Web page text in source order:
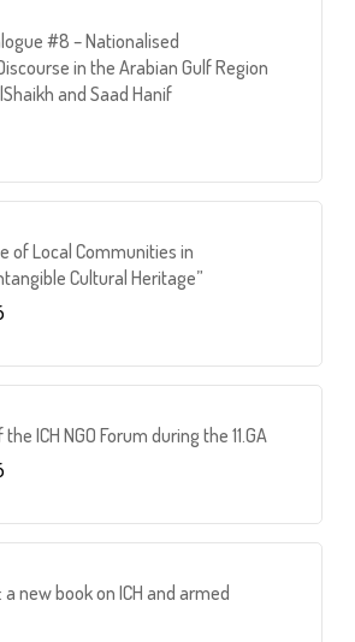
#8 – Nationalised
in the Arabian Gulf Region
and Saad Hanif
of Local Communities in
Cultural Heritage”
ICH NGO Forum during the 11.GA
new book on ICH and armed